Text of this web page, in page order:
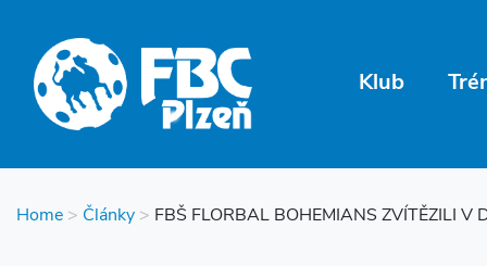
Klub
Home > Články > FBŠ FLORBAL BOHEMIANS ZVÍTĚZILI V